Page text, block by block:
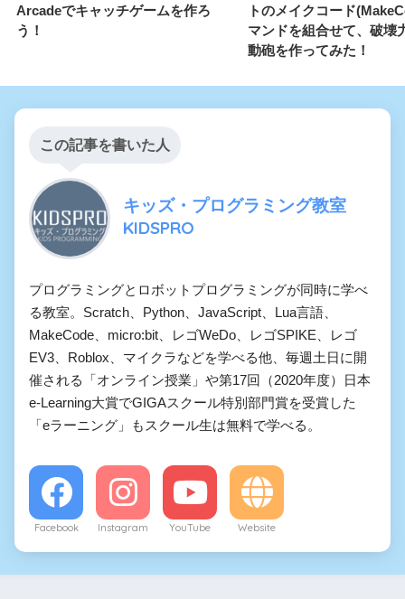
Arcadeでキャッチゲームを作ろ
う！
トのメイクコード
マンドを組合せて、破壊
動砲を作ってみた！
この記事を書いた人
キッズ・プログラミング教室
KIDSPRO
プログラミングとロボットプログラミングが同時に学べ
る教室。Scratch、Python、JavaScript、Lua言語、
MakeCode、micro:bit、レゴWeDo、レゴSPIKE、レゴ
EV3、Roblox、マイクラなどを学べる他、毎週土日に開
催される「オンライン授業」や第17回（2020年度）日本
e-Learning大賞でGIGAスクール特別部門賞を受賞した
「eラーニング」もスクール生は無料で学べる。
Facebook Instagram YouTube Website